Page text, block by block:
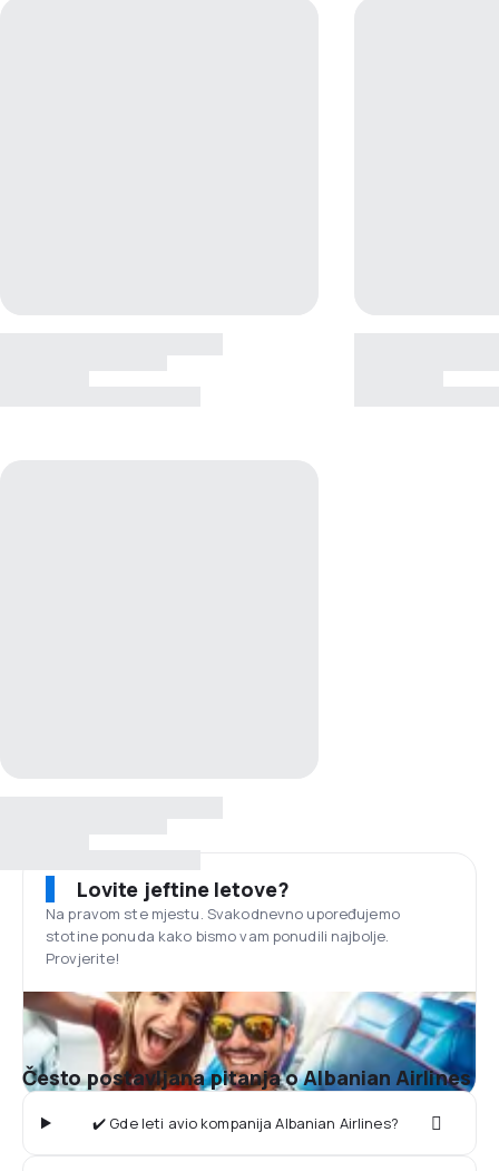
Lovite jeftine letove?
Na pravom ste mjestu. Svakodnevno upoređujemo
stotine ponuda kako bismo vam ponudili najbolje.
Provjerite!
Često postavljana pitanja o Albanian Airlines
✔️ Gde leti avio kompanija Albanian Airlines?